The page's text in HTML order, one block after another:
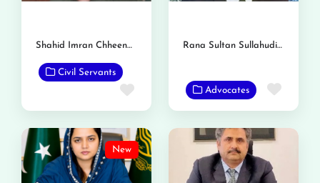
Shahid Imran Chheenah
Civil Servants
Favorite
Rana Sultan Sullahudin Khan
Advocates
New